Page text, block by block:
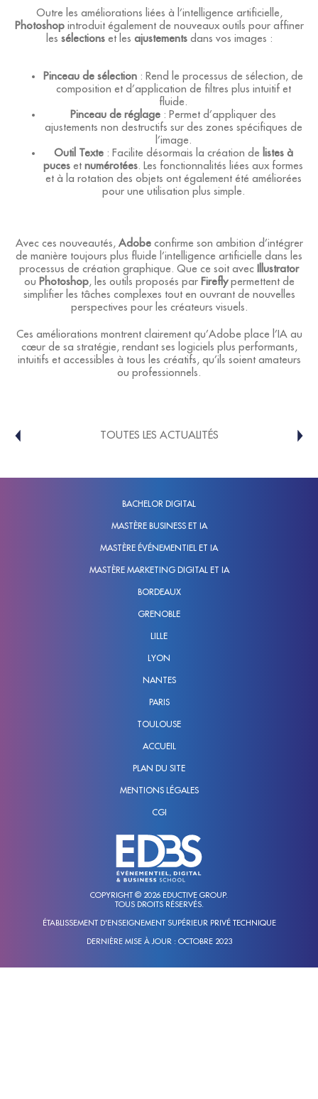
Outre les améliorations liées à l’intelligence artificielle,
Photoshopintroduit également de nouveaux outils pour affiner
les sélectionset les ajustementsdans vos images :
Pinceau de sélection : Rend le processus de sélection, de
composition et d’application de filtres plus intuitif et
fluide.
Pinceau de réglage : Permet d’appliquer des
ajustements non destructifs sur des zones spécifiques de
l’image.
Outil Texte: Facilite désormais la création de listes à
puces et numérotées . Les fonctionnalités liées aux formes
et à la rotation des objets ont également été améliorées
pour une utilisation plus simple.
Avec ces nouveautés, Adobeconfirme son ambition d’intégrer
de manière toujours plus fluide l’intelligence artificielle dans les
processus de création graphique. Que ce soit avec
Illustrator
ou Photoshop, les outils proposés par Fireflypermettent de
simplifier les tâches complexes tout en ouvrant de nouvelles
perspectives pour les créateurs visuels.
Ces améliorations montrent clairement qu’Adobe place l’IA au
cœur de sa stratégie, rendant ses logiciels plus performants,
intuitifs et accessibles à tous les créatifs, qu’ils soient amateurs
ou professionnels.
TOUTES LES ACTUALITÉS
COPYRIGHT © 2026 EDUCTIVE GROUP.
TOUS DROITS RÉSERVÉS.
ÉTABLISSEMENT D'ENSEIGNEMENT SUPÉRIEUR PRIVÉ TECHNIQUE
DERNIÈRE MISE À JOUR : OCTOBRE 2023
BACHELOR DIGITAL
MASTÈRE BUSINESS ET IA
MASTÈRE ÉVÉNEMENTIEL ET IA
MASTÈRE MARKETING DIGITAL ET IA
BORDEAUX
GRENOBLE
LILLE
LYON
NANTES
PARIS
TOULOUSE
ACCUEIL
PLAN DU SITE
MENTIONS LÉGALES
CGI